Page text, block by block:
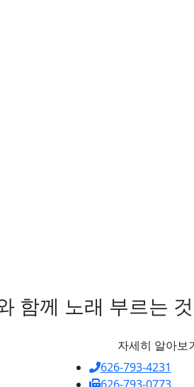
함께 노래 부르는
자세히 알아보
626-793-4231